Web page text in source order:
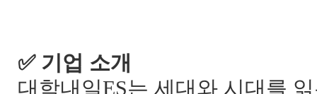
✅ 기업 소개
대학내일ES는 세대와 시대를